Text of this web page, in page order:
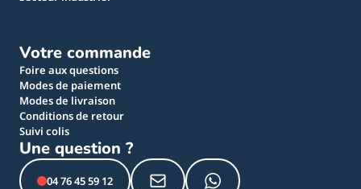
Votre commande
Foire aux questions
Modes de paiement
Modes de livraison
Conditions de retour
Suivi colis
Une question ?
04 76 45 59 12